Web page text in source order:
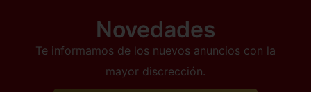
Novedades
Te informamos de los nuevos anuncios con la
mayor discrección.